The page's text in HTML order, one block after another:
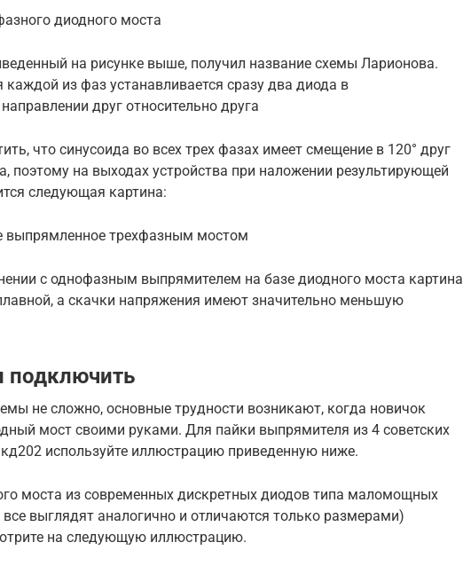
диодного моста
на рисунке выше, получил название схемы Ларионова.
каждой из фаз устанавливается сразу два диода в
друг относительно друга
что синусоида во всех трех фазах имеет смещение в 120° друг
поэтому на выходах устройства при наложении результирующей
следующая картина:
выпрямленное трехфазным мостом
с однофазным выпрямителем на базе диодного моста картина
а скачки напряжения имеют значительно меньшую
подключить
не сложно, основные трудности возникают, когда новичок
мост своими руками. Для пайки выпрямителя из 4 советских
используйте иллюстрацию приведенную ниже.
моста из современных дискретных диодов типа маломощных
выглядят аналогично и отличаются только размерами)
на следующую иллюстрацию.